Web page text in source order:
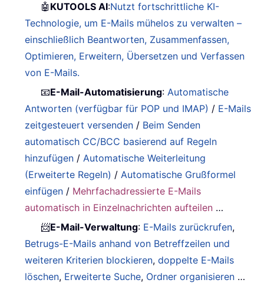
🤖 KUTOOLS AI:Nutzt fortschrittliche KI-
Technologie, um E-Mails mühelos zu verwalten –
einschließlich Beantworten, Zusammenfassen,
Optimieren, Erweitern, Übersetzen und Verfassen
von E-Mails.
📧E-Mail-Automatisierung:Automatische
Antworten (verfügbar für POP und IMAP) / E-Mails
zeitgesteuert versenden / Beim Senden
automatisch CC/BCC basierend auf Regeln
hinzufügen /Automatische Weiterleitung
(Erweiterte Regeln) /Automatische Grußformel
einfügen / Mehrfachadressierte E-Mails
automatisch in Einzelnachrichten aufteilen …
📨E-Mail-Verwaltung: E-Mails zurückrufen,
Betrugs-E-Mails anhand von Betreffzeilen und
weiteren Kriterien blockieren,doppelte E-Mails
löschen, Erweiterte Suche, Ordner organisieren …